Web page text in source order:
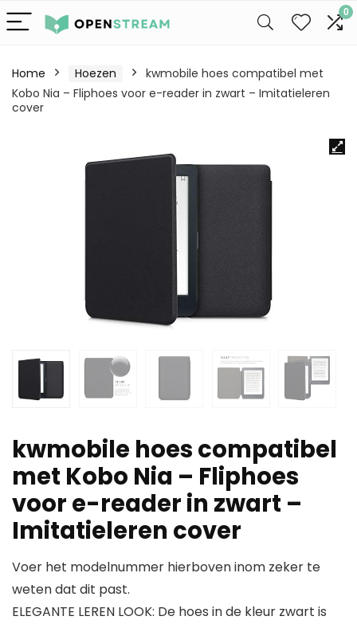
0
Home Hoezen
kwmobile hoes compatibel met
Kobo Nia – Fliphoes voor e-reader in zwart – Imitatieleren
cover
kwmobile hoes compatibel
met Kobo Nia – Fliphoes
voor e-reader in zwart –
Imitatieleren cover
Voer het modelnummer hierboven inom zeker te
weten dat dit past.
ELEGANTE LEREN LOOK: De hoes in de kleur zwart is